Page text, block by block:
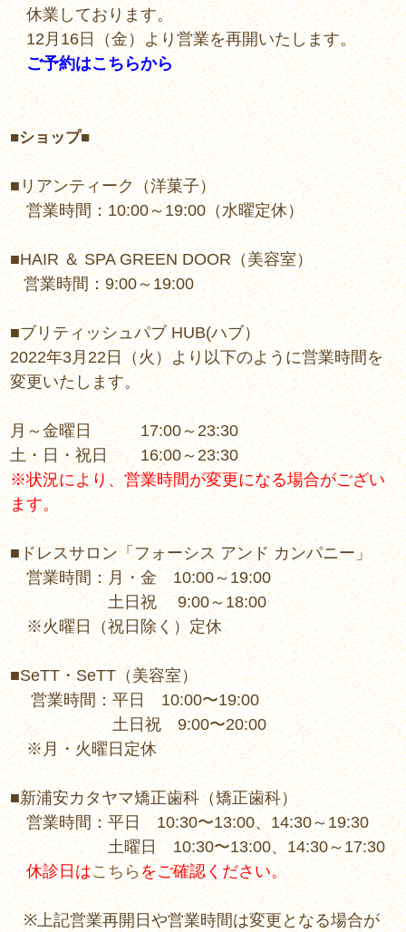
休業しております。
12月16日（金）より営業を再開いたします。
ご予約はこちらから
■ショップ■
■リアンティーク（洋菓子）
営業時間：10:00～19:00（水曜定休）
■HAIR ＆ SPA GREEN DOOR（美容室）
営業時間：9:00～19:00
■ブリティッシュパブ HUB(ハブ）
2022年3月22日（火）より以下のように営業時間を
変更いたします。
月～金曜日 17:00～23:30
土・日・祝日 16:00～23:30
※状況により、営業時間が変更になる場合がござい
ます。
■ドレスサロン「フォーシス アンド カンパニー」
営業時間：月・金 10:00～19:00
土日祝 9:00～18:00
※火曜日（祝日除く）定休
■SeTT・SeTT（美容室）
営業時間：平日 10:00〜19:00
土日祝 9:00〜20:00
※月・火曜日定休
■新浦安カタヤマ矯正歯科（矯正歯科）
営業時間：平日 10:30〜13:00、14:30～19:30
土曜日 10:30〜13:00、14:30～17:30
休診日はこちらをご確認ください。
※上記営業再開日や営業時間は変更となる場合が